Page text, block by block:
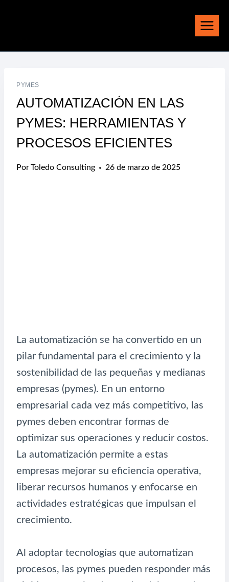
PYMES
AUTOMATIZACIÓN EN LAS
PYMES: HERRAMIENTAS Y
PROCESOS EFICIENTES
PorToledo Consulting 26 de marzo de 2025
La automatización se ha convertido en un
pilar fundamental para el crecimiento y la
sostenibilidad de las pequeñas y medianas
empresas (pymes). En un entorno
empresarial cada vez más competitivo, las
pymes deben encontrar formas de
optimizar sus operaciones y reducir costos.
La automatización permite a estas
empresas mejorar su eficiencia operativa,
liberar recursos humanos y enfocarse en
actividades estratégicas que impulsan el
crecimiento.
Al adoptar tecnologías que automatizan
procesos, las pymes pueden responder más